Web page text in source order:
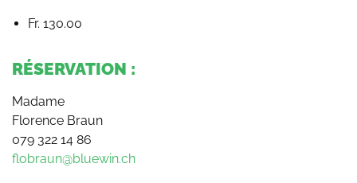
Fr. 130.00
RÉSERVATION :
Madame
Florence Braun
079 322 14 86
flobraun@bluewin.ch